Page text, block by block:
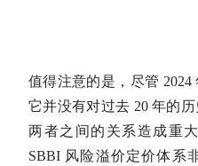
值得注意的是，尽管
它并没有对过去 20 年的
两者之间的关系造成重
SBBI 风险溢价定价体系